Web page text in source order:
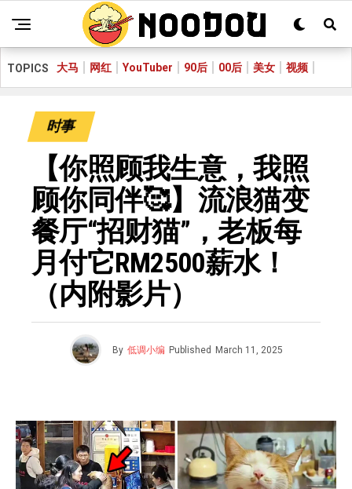
TOPICS 大马 网红 YouTuber 90后 00后 美女 视频
时事
【你照顾我生意，我照
顾你同伴🥰】流浪猫变
餐厅“招财猫”，老板每
月付它RM2500薪水！
（内附影片）
By 低调小编 Published March 11, 2025